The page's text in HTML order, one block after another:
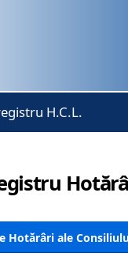
H.C.L.
Hotărâri ale